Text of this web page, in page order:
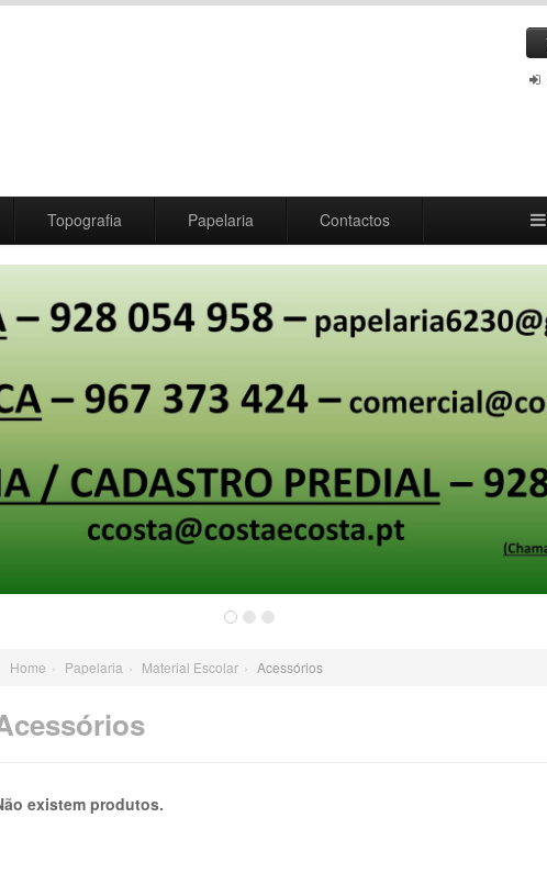
Topografia Papelaria Contactos
Home › Papelaria › Material Escolar › Acessórios
existem produtos.